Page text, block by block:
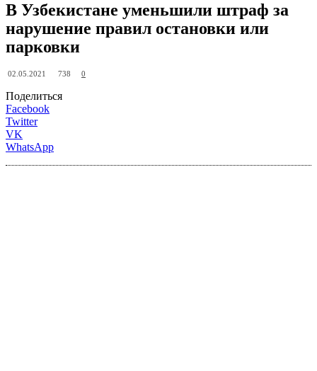
В Узбекистане уменьшили штраф за
нарушение правил остановки или
парковки
02.05.2021 738 0
Поделиться
Facebook
Twitter
VK
WhatsApp